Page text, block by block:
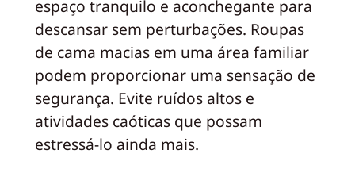
espaço tranquilo e aconchegante para
descansar sem perturbações. Roupas
de cama macias em uma área familiar
podem proporcionar uma sensação de
segurança. Evite ruídos altos e
atividades caóticas que possam
estressá-lo ainda mais.